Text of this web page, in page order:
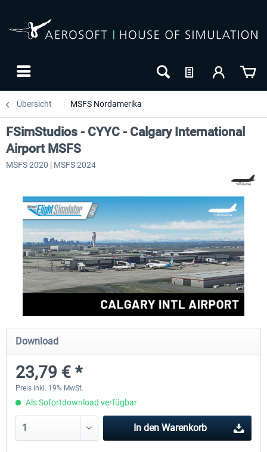
Übersicht MSFS Nordamerika
FSDG - Grönland Kulusuk MSFS Aerosoft Airport
FSimStudios - CYYC - Calgary International
Airport MSFS
MSFS 2020 | MSFS 2024
Download
23,79 € *
Preis inkl. 19% MwSt.
Als Sofortdownload verfügbar
In den Warenkorb